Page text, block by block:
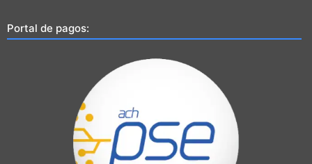
Portal de pagos: